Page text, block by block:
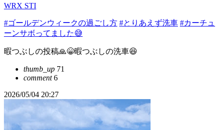
WRX STI
#ゴールデンウィークの過ごし方 #とりあえず洗車 #カーチュ
ーンサボってました😅
暇つぶしの投稿🙏😁暇つぶしの洗車😆
thumb_up 71
comment6
2026/05/04 20:27